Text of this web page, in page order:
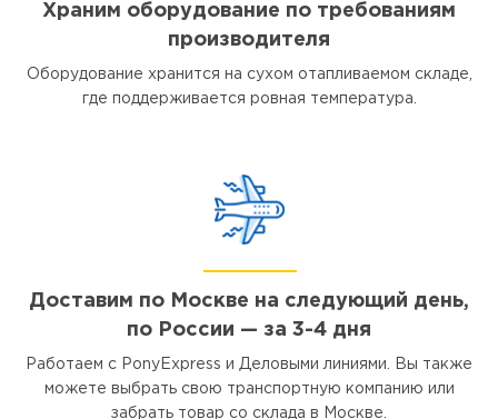
Храним оборудование по требованиям
производителя
Оборудование хранится на сухом отапливаемом складе,
где поддерживается ровная температура.
Доставим по Москве на следующий день,
по России — за 3-4 дня
Работаем с PonyExpress и Деловыми линиями. Вы также
можете выбрать свою транспортную компанию или
забрать товар со склада в Москве.